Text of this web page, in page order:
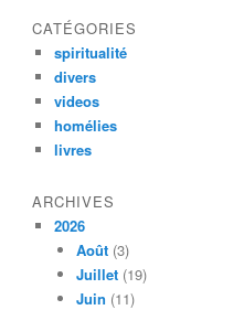
CATÉGORIES
spiritualité
divers
videos
homélies
livres
ARCHIVES
2026
Août (3)
Juillet (19)
Juin (11)